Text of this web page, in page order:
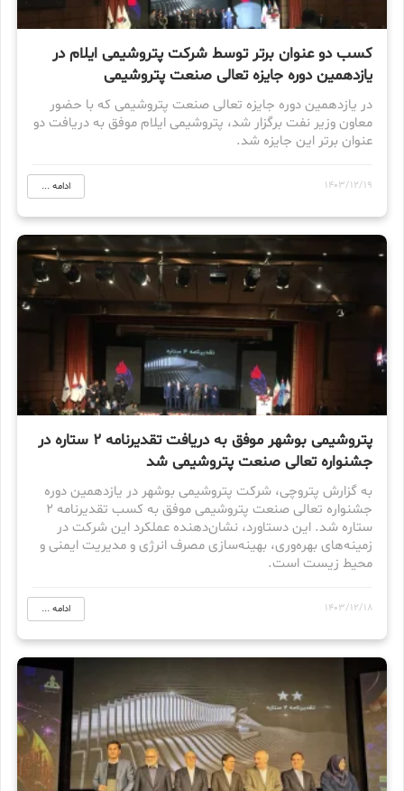
کسب دو عنوان برتر توسط شرکت پتروشیمی ایلام در
یازدهمین دوره جایزه تعالی صنعت پتروشیمی
در یازدهمین دوره جایزه تعالی صنعت پتروشیمی که با حضور
معاون وزیر نفت برگزار شد، پتروشیمی ایلام موفق به دریافت دو
عنوان برتر این جایزه شد.
1403/12/19 ادامه ...
پتروشیمی بوشهر موفق به دریافت تقدیرنامه ۲ ستاره در
جشنواره تعالی صنعت پتروشیمی شد
به گزارش پتروچی، شرکت پتروشیمی بوشهر در یازدهمین دوره
جشنواره تعالی صنعت پتروشیمی موفق به کسب تقدیرنامه ۲
ستاره شد. این دستاورد، نشان‌دهنده عملکرد این شرکت در
زمینه‌های بهره‌وری، بهینه‌سازی مصرف انرژی و مدیریت ایمنی و
محیط زیست است.
1403/12/18 ادامه ...